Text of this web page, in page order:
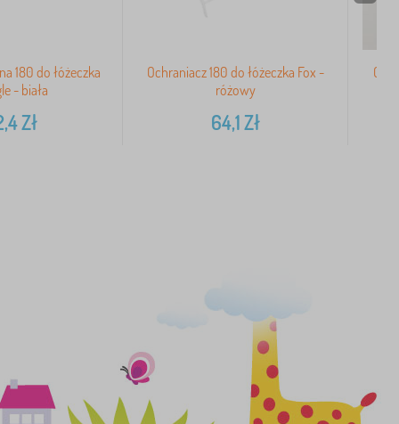
180 do łóżeczka
- biała
Zł
Ochraniacz 180 do łóżeczka Fox -
różowy
64,1Zł